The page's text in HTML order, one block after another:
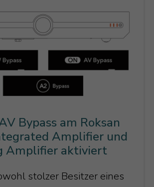
Bypass am Roksan
Amplifier und
Amplifier aktiviert
stolzer Besitzer eines